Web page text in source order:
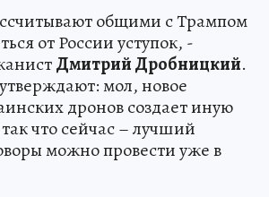
общими с Трампом
от России уступок, -
Дмитрий Дробницкий.
мол, новое
дронов создает иную
что сейчас – лучший
можно провести уже в